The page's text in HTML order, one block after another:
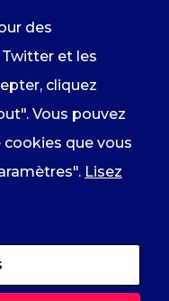
email
par courrier
des
et les
cliquez
Vous pouvez
que vous
Lisez
que notre
au
visite. Si
refusez
ces cookies,
le fil
ou les
ou